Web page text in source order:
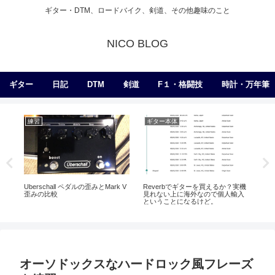
ギター・DTM、ロードバイク、剣道、その他趣味のこと
NICO BLOG
ギター 日記 DTM 剣道 F１・格闘技 時計・万年筆
弾いてみた
【弾いてみた】B’z Liar! Liar!
日記
楽しかったー
オーソドックスなハードロック風フレーズ